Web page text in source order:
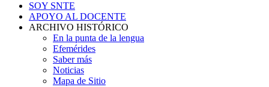
SOY SNTE
APOYO AL DOCENTE
ARCHIVO HISTÓRICO
En la punta de la lengua
Efemérides
Saber más
Noticias
Mapa de Sitio